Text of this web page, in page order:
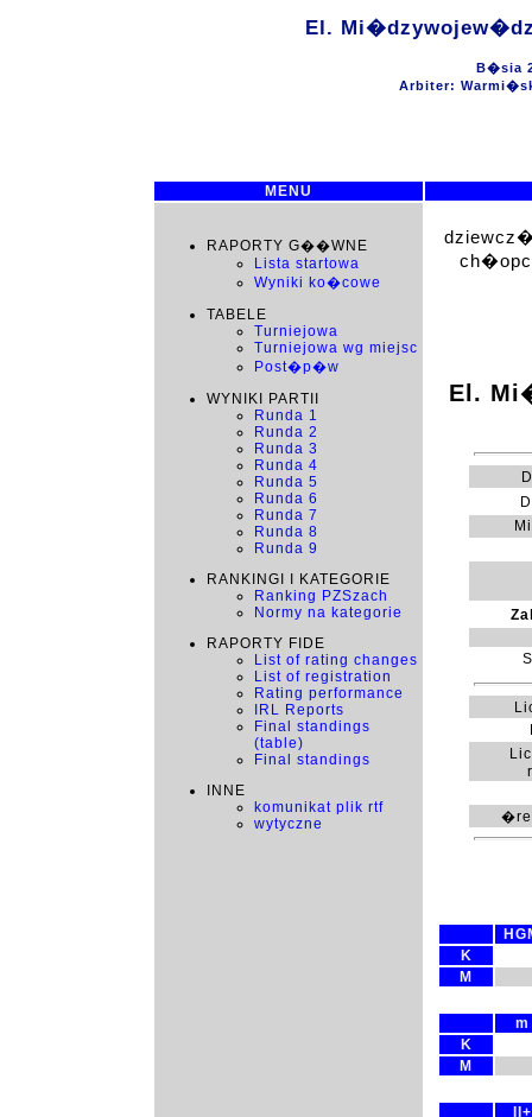
El.
B�sia
Arbiter:
MENU
RAPORTY G��WNE
Lista startowa
Wyniki ko�cowe
TABELE
Turniejowa
Turniejowa wg miejsc
Post�p�w
WYNIKI PARTII
Runda 1
Runda 2
Runda 3
Runda 4
Runda 5
Runda 6
Runda 7
Runda 8
Runda 9
RANKINGI I KATEGORIE
Ranking PZSzach
Normy na kategorie
RAPORTY FIDE
List of rating changes
List of registration
Rating performance
IRL Reports
Final standings
(table)
Final standings
INNE
komunikat plik rtf
wytyczne
El.
K
M
m
K
M
II+